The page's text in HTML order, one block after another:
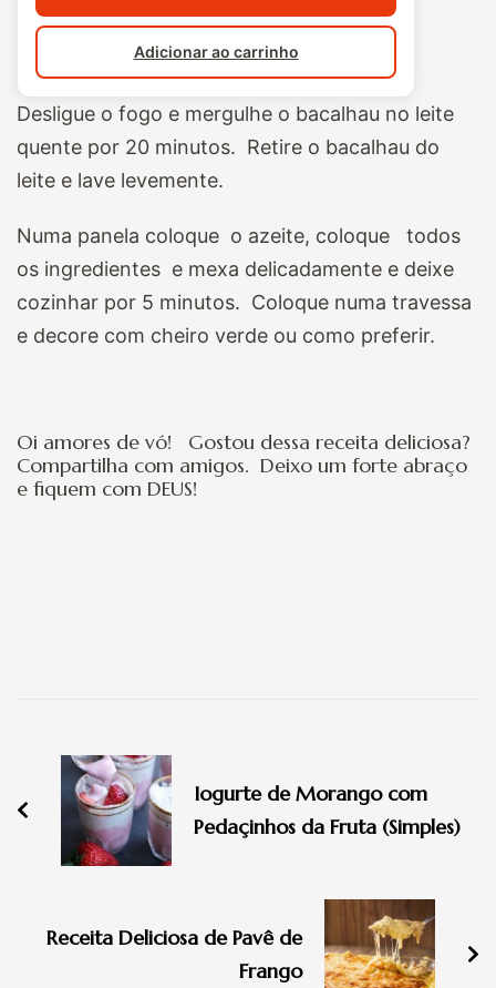
Adicionar ao carrinho
Desligue o fogo e mergulhe o bacalhau no leite
quente por 20 minutos. Retire o bacalhau do
leite e lave levemente.
Numa panela coloque o azeite, coloque todos
os ingredientes e mexa delicadamente e deixe
cozinhar por 5 minutos. Coloque numa travessa
e decore com cheiro verde ou como preferir.
Oi amores de vó! Gostou dessa receita deliciosa?
Compartilha com amigos. Deixo um forte abraço
e fiquem com DEUS!
post
Iogurte de Morango com
Pedaçinhos da Fruta (Simples)
Receita Deliciosa de Pavê de
Frango